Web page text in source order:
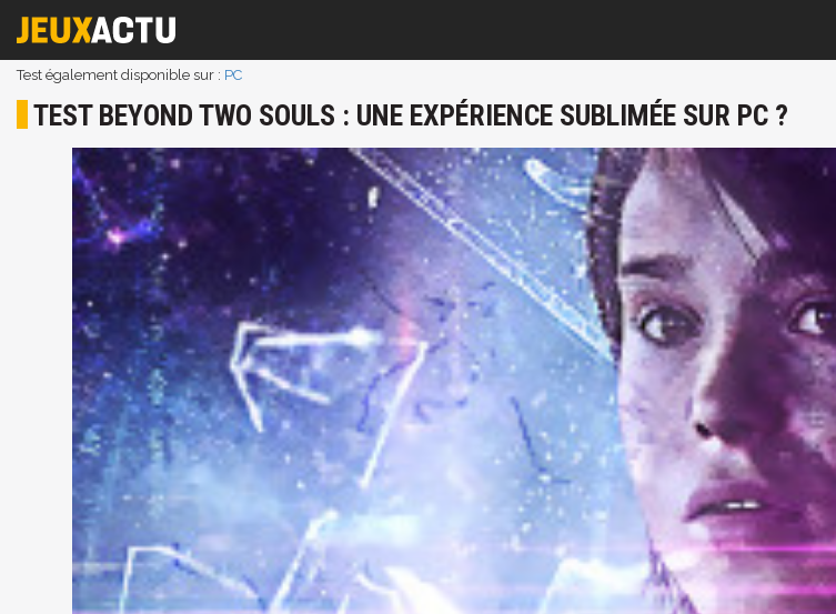
Test également disponible sur : PC
TEST BEYOND TWO SOULS : UNE EXPÉRIENCE SUBLIMÉE SUR PC ?